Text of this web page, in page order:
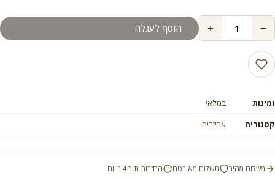
−
+ הוסף לעגלה
זמינות
במלאי
קטגוריה
אביזרים
משלוח מהיר תשלום מאובטח החזרות תוך 14 יום